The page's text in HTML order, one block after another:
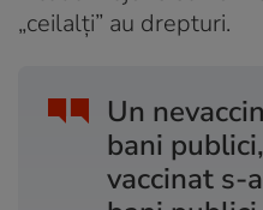
„ceilalți” au drepturi.
Un
bani
vaccinat s-